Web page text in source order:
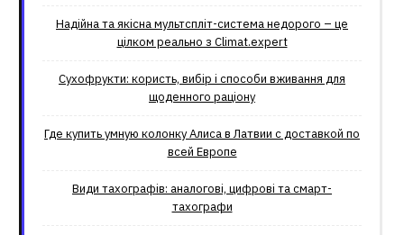
Надійна та якісна мультспліт-система недорого – це
цілком реально з Climat.еxpert
Сухофрукти: користь, вибір і способи вживання для
щоденного раціону
Где купить умную колонку Алиса в Латвии с доставкой по
всей Европе
Види тахографів: аналогові, цифрові та смарт-
тахографи